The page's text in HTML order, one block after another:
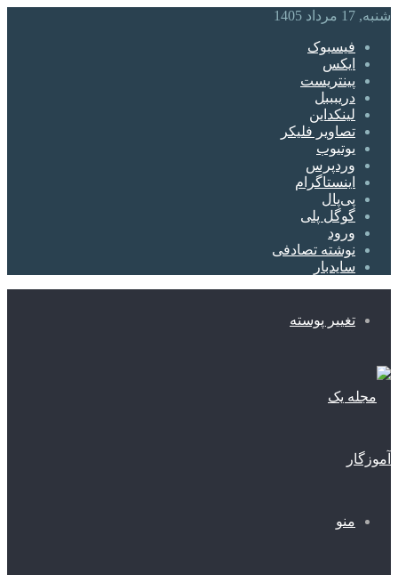
شنبه, 17 مرداد 1405
فیسبوک
ایکس
پینتریست
دریبببل
لینکداین
تصاویر فلیکر
یوتیوب
وردپرس
اینستاگرام
پی‌پال
گوگل پلی
ورود
نوشته تصادفی
سایدبار
تغییر پوسته
منو